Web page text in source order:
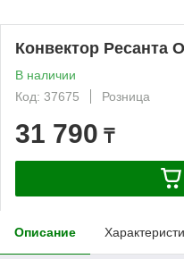
Конвектор Ресанта
В наличии
Код: 37675
Розница
31 790 ₸
Описание